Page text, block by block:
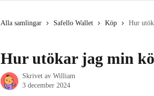
Alla samlingar Safello Wallet Köp Hur
Hur utökar jag min
Skrivet av William
3 december 2024